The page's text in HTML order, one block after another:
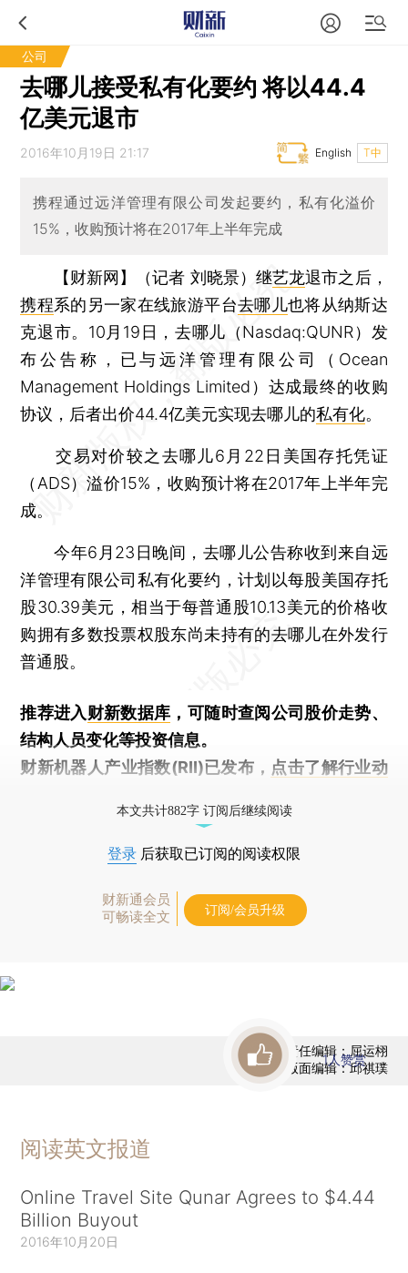
公司
去哪儿接受私有化要约 将以44.4
亿美元退市
2016年10月19日 21:17 T中
English
携程通过远洋管理有限公司发起要约，私有化溢价
15%，收购预计将在2017年上半年完成
【财新网】（记者 刘晓景） 继艺龙退市之后，
携程系的另一家在线旅游平台去哪儿也将从纳斯达
克退市。10月19日，去哪儿（Nasdaq:QUNR）发
布公告称，已与远洋管理有限公司（Ocean
Management Holdings Limited）达成最终的收购
协议，后者出价44.4亿美元实现去哪儿的私有化。
交易对价较之去哪儿6月22日美国存托凭证
（ADS）溢价15%，收购预计将在2017年上半年完
成。
今年6月23日晚间，去哪儿公告称收到来自远
洋管理有限公司私有化要约，计划以每股美国存托
股30.39美元，相当于每普通股10.13美元的价格收
购拥有多数投票权股东尚未持有的去哪儿在外发行
普通股。
推荐进入财新数据库 ，可随时查阅公司股价走势、
结构人员变化等投资信息。
财新机器人产业指数(RII)已发布， 点击了解行业动
本文共计882字 订阅后继续阅读
登录 后获取已订阅的阅读权限
财新通会员
可畅读全文
订阅/会员升级
责任编辑：屈运栩
版面编辑：邱祺璞
1人赞赏
阅读英文报道
Online Travel Site Qunar Agrees to $4.44
Billion Buyout
2016年10月20日